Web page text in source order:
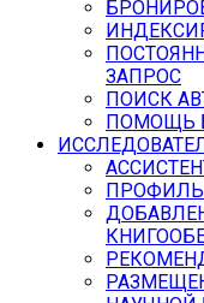
ЗАПРОС
ПОИСК
ПОМОЩЬ
ПРОФИЛЬ